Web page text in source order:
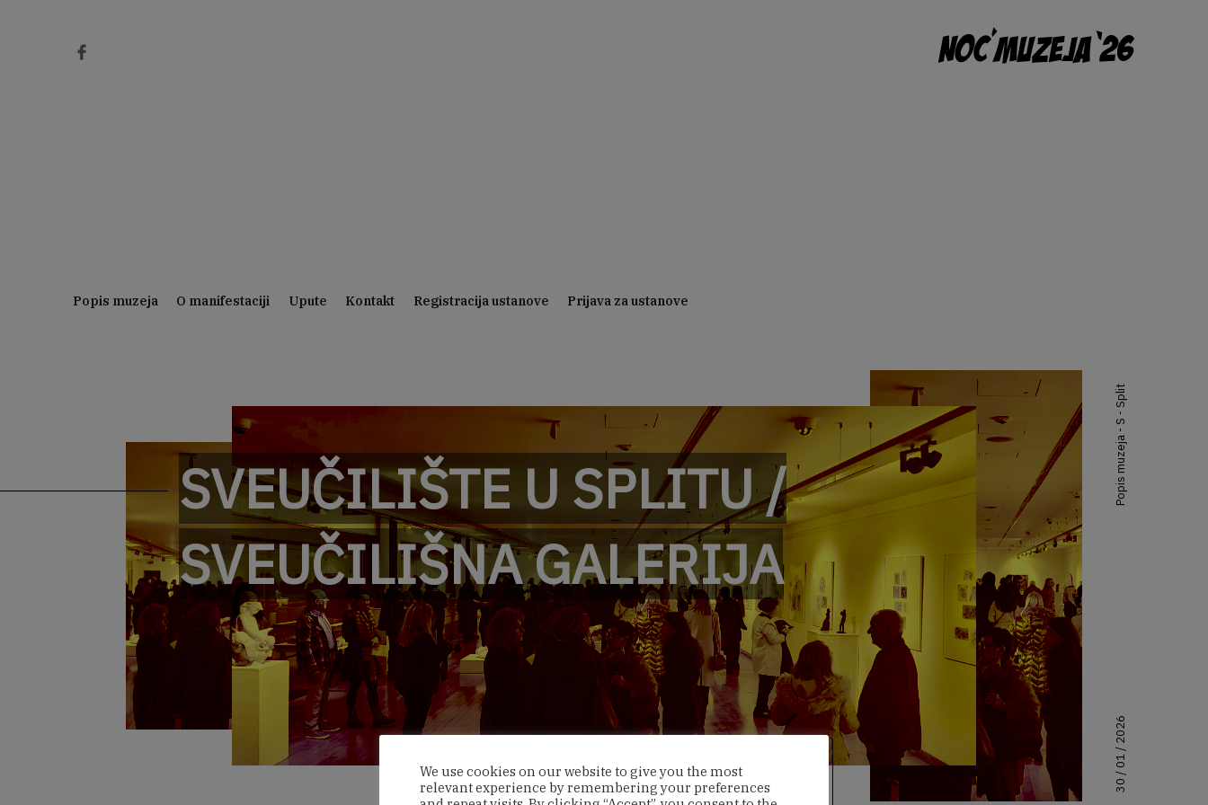
Popis muzeja O manifestaciji Upute Kontakt Registracija ustanove Prijava za ustanove
SVEUČILIŠTE U SPLITU /
SVEUČILIŠNA GALERIJA
30 / 01 / 2026
Popis muzeja - S - Split
We use cookies on our website to give you the most
relevant experience by remembering your preferences